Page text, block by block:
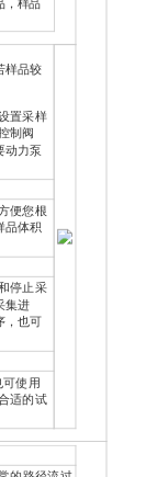
，样品
样品较
置采样
制阀
动力泵
便您根
品体积
停止采
集进
，也可
可使用
适的试